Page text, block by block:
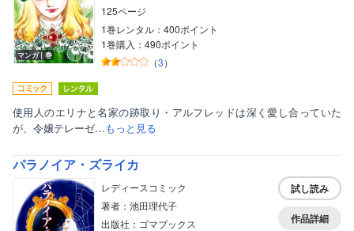
マンガ｜巻
125ページ
1巻レンタル：400ポイント
1巻購入：490ポイント
（3）
使用人のエリナと名家の跡取り・アルフレッドは深く愛し合っていた
が、令嬢テレーゼ…もっと見る
パラノイア・ズライカ
レディースコミック
著者：池田理代子
出版社：ゴマブックス
試し読み
作品詳細